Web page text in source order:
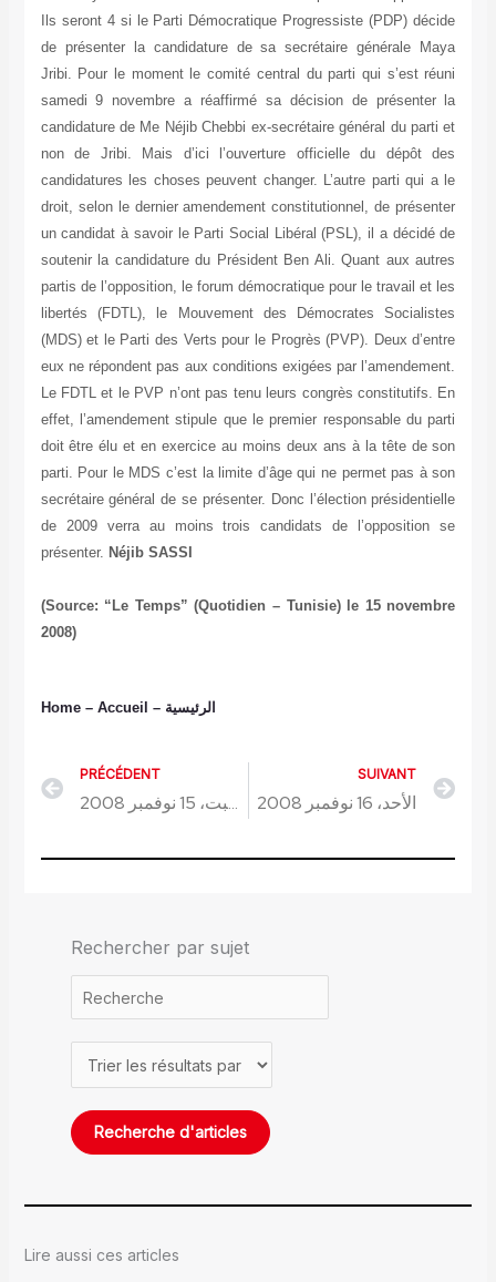
Ils seront 4 si le Parti Démocratique Progressiste (PDP) décide
de présenter la candidature de sa secrétaire générale Maya
Jribi. Pour le moment le comité central du parti qui s’est réuni
samedi 9 novembre a réaffirmé sa décision de présenter la
candidature de Me Néjib Chebbi ex-secrétaire général du parti et
non de Jribi. Mais d’ici l’ouverture officielle du dépôt des
candidatures les choses peuvent changer. L’autre parti qui a le
droit, selon le dernier amendement constitutionnel, de présenter
un candidat à savoir le Parti Social Libéral (PSL), il a décidé de
soutenir la candidature du Président Ben Ali. Quant aux autres
partis de l’opposition, le forum démocratique pour le travail et les
libertés (FDTL), le Mouvement des Démocrates Socialistes
(MDS) et le Parti des Verts pour le Progrès (PVP). Deux d’entre
eux ne répondent pas aux conditions exigées par l’amendement.
Le FDTL et le PVP n’ont pas tenu leurs congrès constitutifs. En
effet, l’amendement stipule que le premier responsable du parti
doit être élu et en exercice au moins deux ans à la tête de son
parti. Pour le MDS c’est la limite d’âge qui ne permet pas à son
secrétaire général de se présenter. Donc l’élection présidentielle
de 2009 verra au moins trois candidats de l’opposition se
présenter. Néjib SASSI
(Source: “Le Temps” (Quotidien – Tunisie) le 15 novembre
2008)
Home– Accueil – الرئيسية
Précédent
PRÉCÉDENT
السبت، 15 نوفمبر 2008
SUIVANT
الأحد، 16 نوفمبر 2008
Rechercher par sujet
Lire aussi ces articles